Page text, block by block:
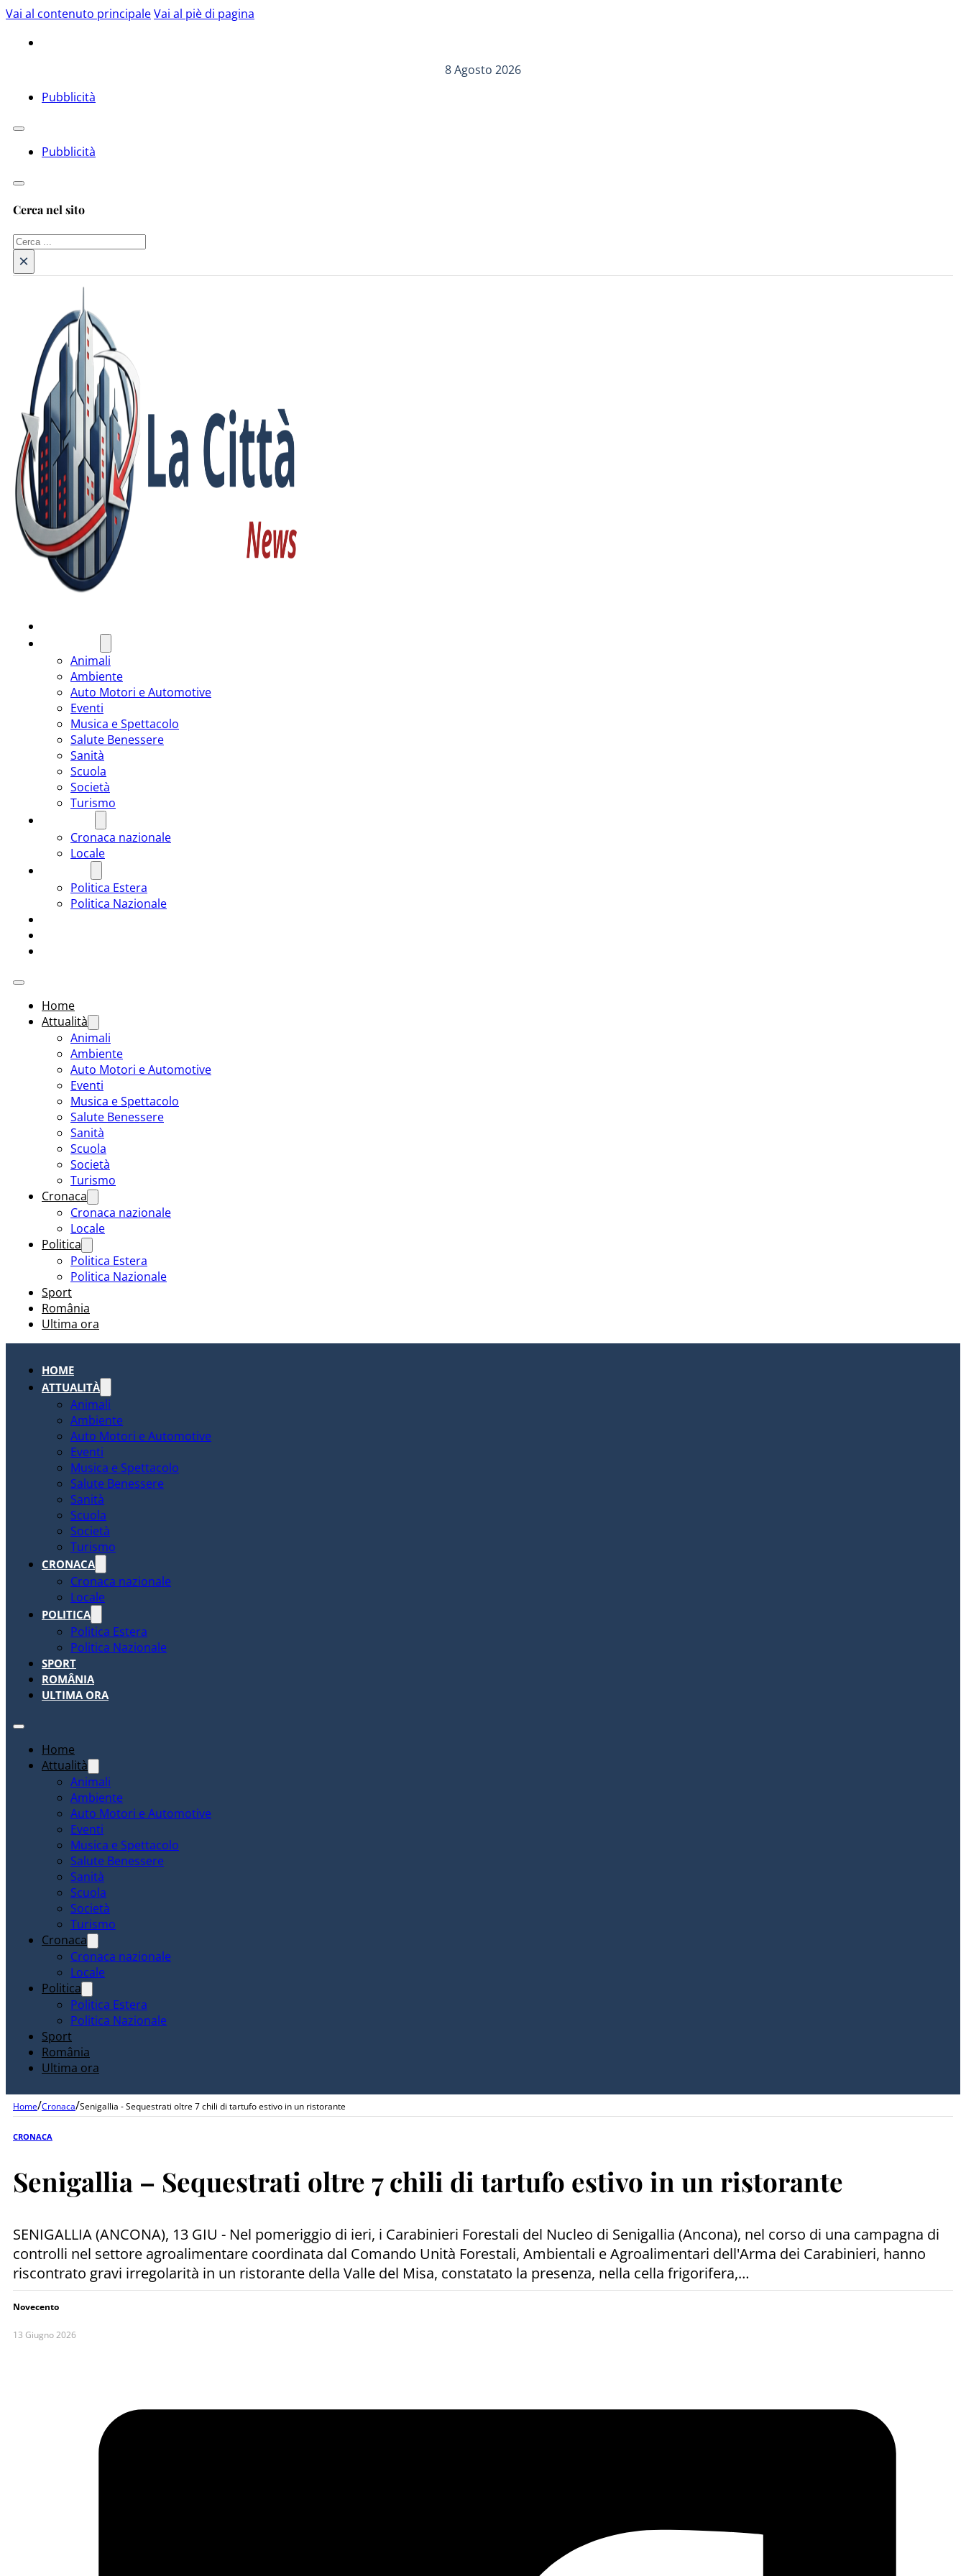
Vai al contenuto principaleVai al piè di pagina
8 Agosto 2026
Pubblicità
Pubblicità
Cerca nel sito
Cerca
×
Animali
Ambiente
Auto Motori e Automotive
Eventi
Musica e Spettacolo
Salute Benessere
Sanità
Scuola
Società
Turismo
Cronaca nazionale
Locale
Politica Estera
Politica Nazionale
Home
Attualità
Animali
Ambiente
Auto Motori e Automotive
Eventi
Musica e Spettacolo
Salute Benessere
Sanità
Scuola
Società
Turismo
Cronaca
Cronaca nazionale
Locale
Politica
Politica Estera
Politica Nazionale
Sport
România
Ultima ora
HOME
ATTUALITÀ
Animali
Ambiente
Auto Motori e Automotive
Eventi
Musica e Spettacolo
Salute Benessere
Sanità
Scuola
Società
Turismo
CRONACA
Cronaca nazionale
Locale
POLITICA
Politica Estera
Politica Nazionale
SPORT
ROMÂNIA
ULTIMA ORA
Home
Attualità
Animali
Ambiente
Auto Motori e Automotive
Eventi
Musica e Spettacolo
Salute Benessere
Sanità
Scuola
Società
Turismo
Cronaca
Cronaca nazionale
Locale
Politica
Politica Estera
Politica Nazionale
Sport
România
Ultima ora
Home/Cronaca/Senigallia - Sequestrati oltre 7 chili di tartufo estivo in un ristorante
CRONACA
Senigallia – Sequestrati oltre 7 chili di tartufo estivo in un ristorante
SENIGALLIA (ANCONA), 13 GIU - Nel pomeriggio di ieri, i Carabinieri Forestali del Nucleo di Senigallia (Ancona), nel corso di una campagna di
controlli nel settore agroalimentare coordinata dal Comando Unità Forestali, Ambientali e Agroalimentari dell'Arma dei Carabinieri, hanno
riscontrato gravi irregolarità in un ristorante della Valle del Misa, constatato la presenza, nella cella frigorifera,…
Novecento
13 Giugno 2026